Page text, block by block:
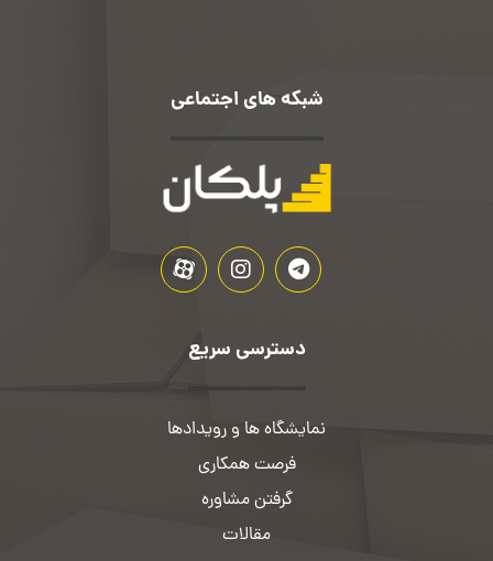
شبکه های اجتماعی
دسترسی سریع
نمایشگاه ها و رویدادها
فرصت همکاری
گرفتن مشاوره
مقالات